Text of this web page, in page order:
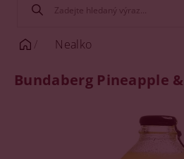
Nealko
Bundaberg Pineapple